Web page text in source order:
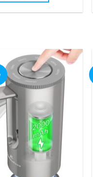
Add to
wishlist